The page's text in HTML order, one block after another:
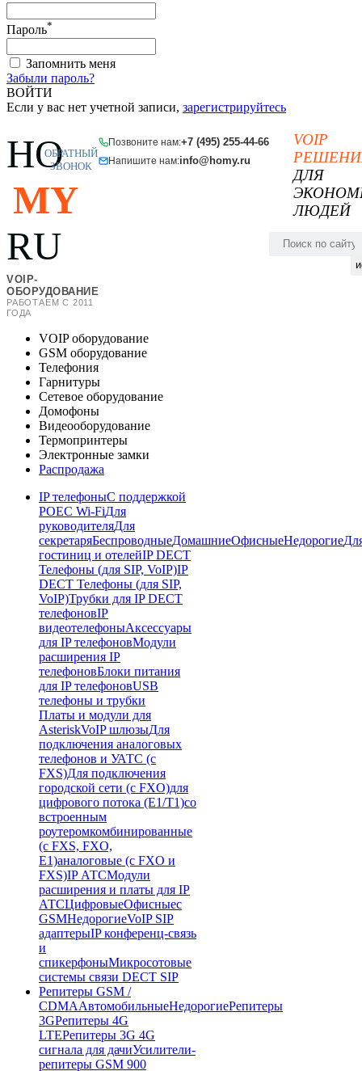
Пароль*
Запомнить меня
Забыли пароль?
ВОЙТИ
Если у вас нет учетной записи, зарегистрируйтесь
HO
MY
RU
VOIP-
ОБОРУДОВАНИЕ
РАБОТАЕМ С 2011
ГОДА
Позвоните нам:+7 (495) 255-44-66
Напишите нам:info@homy.ru
ОБРАТНЫЙ
ЗВОНОК
VOIP
ДЛЯ
ЛЮДЕЙ
VOIP оборудование
GSM оборудование
Телефония
Гарнитуры
Сетевое оборудование
Домофоны
Видеооборудование
Термопринтеры
Электронные замки
Распродажа
IP телефоныС поддержкой
POEC Wi-FiДля
руководителяДля
секретаряБеспроводныеДомашниеОфисныеНедорогие
гостиниц и отелейIP DECT
Телефоны (для SIP, VoIP)IP
DECT Телефоны (для SIP,
VoIP)Трубки для IP DECT
телефоновIP
видеотелефоныАксессуары
для IP телефоновМодули
расширения IP
телефоновБлоки питания
для IP телефоновUSB
телефоны и трубки
Платы и модули для
AsteriskVoIP шлюзыДля
подключения аналоговых
телефонов и УАТС (с
FXS)Для подключения
городской сети (с FXO)для
цифрового потока (E1/T1)со
встроенным
роутеромкомбинированные
(c FXS, FXO,
E1)аналоговые (с FXO и
FXS)IP АТСМодули
расширения и платы для IP
АТСЦифровыеОфисныес
GSMНедорогиеVoIP SIP
адаптерыIP конференц-связь
и
спикерфоныМикросотовые
системы связи DECT SIP
Репитеры GSM /
CDMAАвтомобильныеНедорогиеРепитеры
3GРепитеры 4G
LTEРепитеры 3G 4G
сигнала для дачиУсилители-
репитеры GSM 900